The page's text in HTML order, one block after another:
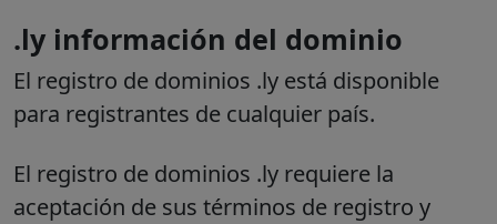
.ly información del dominio
El registro de dominios .ly está disponible
para registrantes de cualquier país.
El registro de dominios .ly requiere la
aceptación de sus términos de registro y